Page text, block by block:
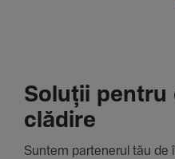
Soluții pentru
clădire
Suntem parte­nerul tău de